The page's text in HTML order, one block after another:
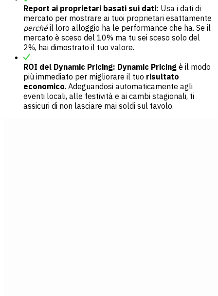
Report ai proprietari basati sui dati: Usa i dati di
mercato per mostrare ai tuoi proprietari esattamente
perchéil loro alloggio ha le performance che ha. Se il
mercato è sceso del 10% ma tu sei sceso solo del
2%, hai dimostrato il tuo valore.
ROI del Dynamic Pricing: Dynamic Pricing è il modo
più immediato per migliorare il tuo risultato
economico. Adeguandosi automaticamente agli
eventi locali, alle festività e ai cambi stagionali, ti
assicuri di non lasciare mai soldi sul tavolo.